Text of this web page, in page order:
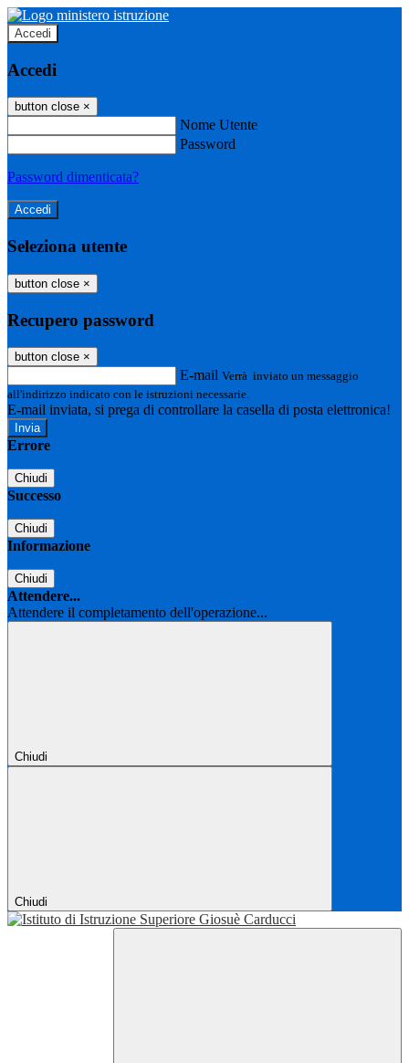
Accedi
Accedi
button close ×
Nome Utente
Password
Password dimenticata?
Seleziona utente
button close ×
Recupero password
button close ×
E-mail Verrà inviato un messaggio
all'indirizzo indicato con le istruzioni necessarie.
E-mail inviata, si prega di controllare la casella di posta elettronica!
Errore
Chiudi
Successo
Chiudi
Informazione
Chiudi
Attendere...
Attendere il completamento dell'operazione...
Chiudi
Chiudi